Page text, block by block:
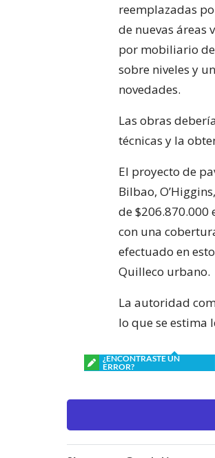
reemplazadas
de nuevas áreas
por mobiliario
sobre niveles y
novedades.
Las obras
técnicas y la
El proyecto de
Bilbao,
de
con una
efectuado en
Quilleco urbano.
La autoridad
lo que se estima
¿ENCONTRASTE UN
ERROR?